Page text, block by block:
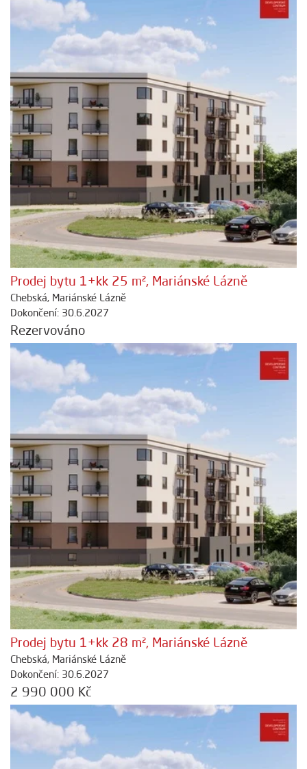
Prodej bytu 1+kk 25 m², Mariánské Lázně
Chebská, Mariánské Lázně
Dokončení: 30.6.2027
Rezervováno
Prodej bytu 1+kk 28 m², Mariánské Lázně
Chebská, Mariánské Lázně
Dokončení: 30.6.2027
2 990 000 Kč